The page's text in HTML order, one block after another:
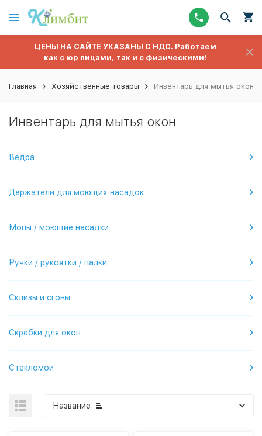
ЦЕНЫ НА САЙТЕ УКАЗАНЫ С НДС. Работаем
как с юр лицами, так и с физическими!
Главная Хозяйственные товары Инвентарь для мытья окон
Инвентарь для мытья окон
Ведра
Держатели для моющих насадок
Мопы / моющие насадки
Ручки / рукоятки / палки
Склизы и сгоны
Скребки для окон
Стекломои
Название